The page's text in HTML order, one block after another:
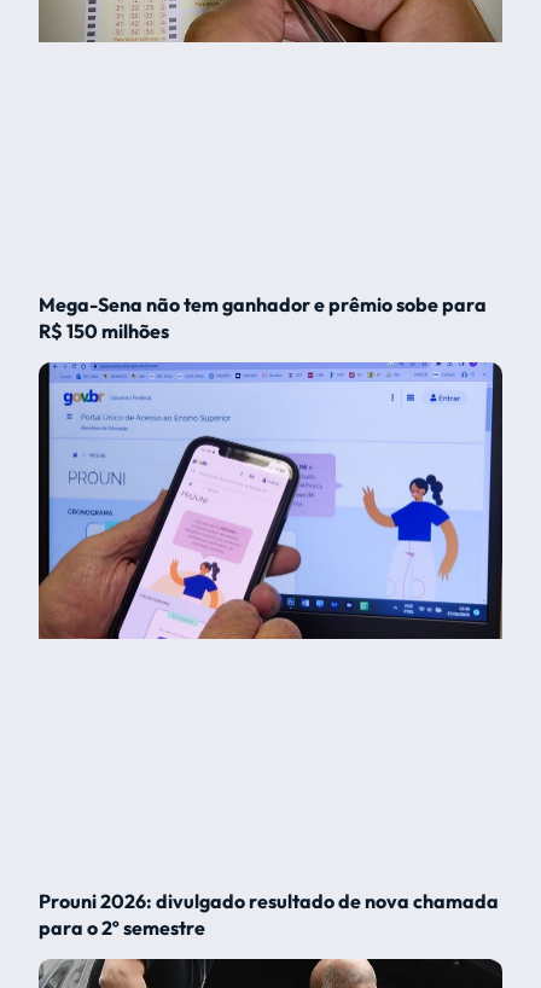
Mega-Sena não tem ganhador e prêmio sobe para
R$ 150 milhões
Prouni 2026: divulgado resultado de nova chamada
para o 2º semestre